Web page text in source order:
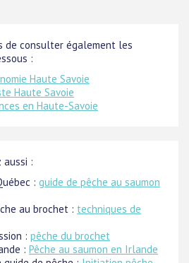
de consulter également les
:
Haute Savoie
Haute Savoie
en Haute-Savoie
aussi :
: guide de pêche au saumon
au brochet : techniques de
: pêche du brochet
: Pêche au saumon en Irlande